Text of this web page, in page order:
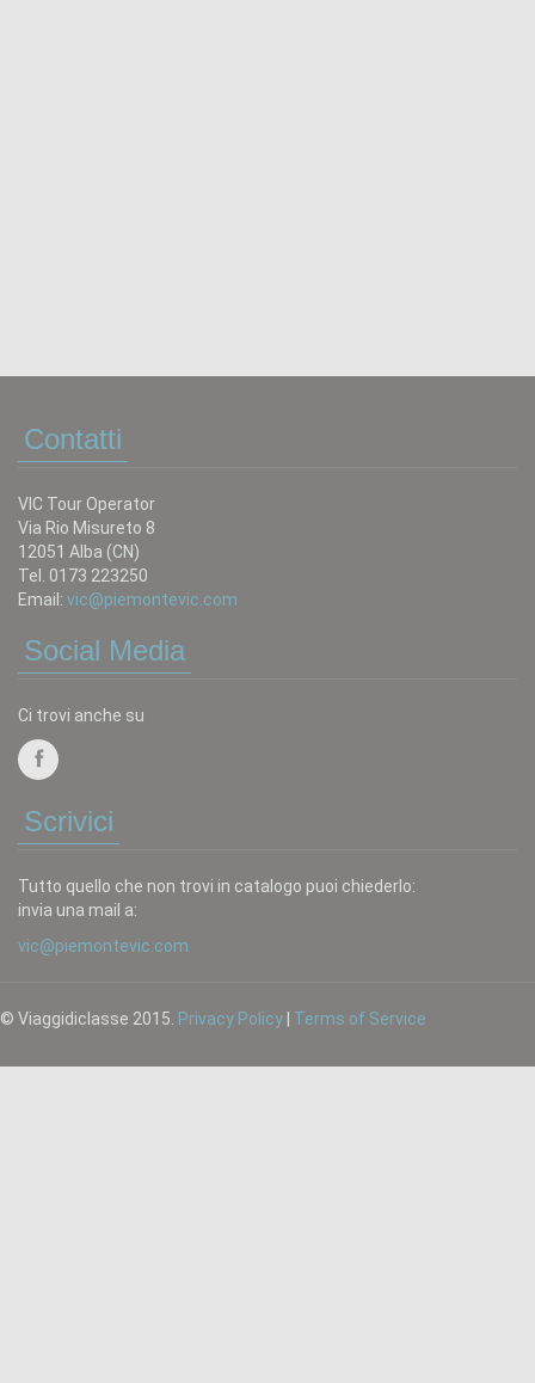
Contatti
VIC Tour Operator
Via Rio Misureto 8
12051 Alba (CN)
Tel. 0173 223250
Email: vic@piemontevic.com
Social Media
Ci trovi anche su
Scrivici
Tutto quello che non trovi in catalogo puoi chiederlo:
invia una mail a:
vic@piemontevic.com
© Viaggidiclasse 2015. Privacy Policy Terms of Service